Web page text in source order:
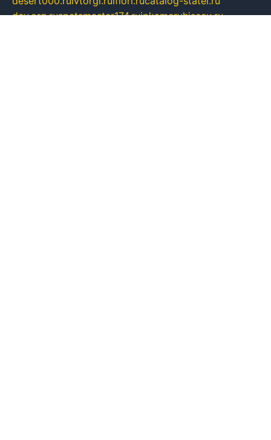
dcv.org.ruspetsmaster174.ruipkameryhiseeu.ru